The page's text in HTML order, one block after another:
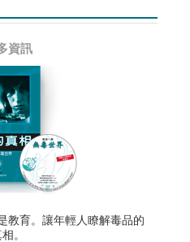
資訊
教育。讓年輕人瞭解毒品的
。